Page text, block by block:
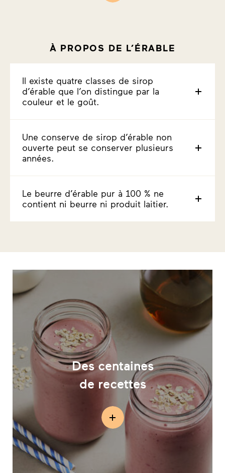
À PROPOS DE L’ÉRABLE
Il existe quatre classes de sirop
d’érable que l’on distingue par la
couleur et le goût.
Une conserve de sirop d’érable non
ouverte peut se conserver plusieurs
années.
Le beurre d’érable pur à 100 % ne
contient ni beurre ni produit laitier.
Des centaines
de recettes